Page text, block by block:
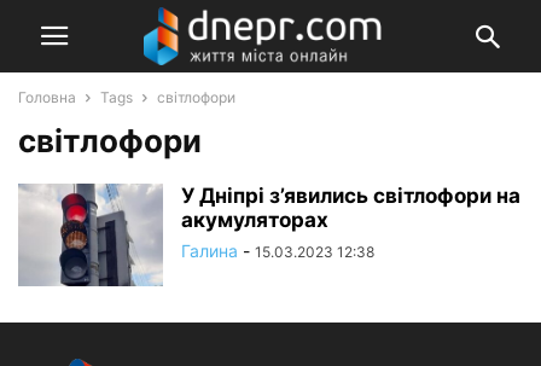
Головна Tags світлофори
світлофори
У Дніпрі з’явились світлофори на
акумуляторах
Галина - 15.03.2023 12:38